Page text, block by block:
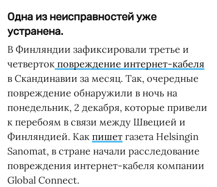
Одна из неисправностей уже
устранена.
В Финляндии зафиксировали третье и
четверток повреждение интернет-кабеля
в Скандинавии за месяц. Так, очередные
повреждение обнаружили в ночь на
понедельник, 2 декабря, которые привели
к перебоям в связи между Швецией и
Финляндией. Как пишет газета Helsingin
Sanomat, в стране начали расследование
повреждения интернет-кабеля компании
Global Connect.